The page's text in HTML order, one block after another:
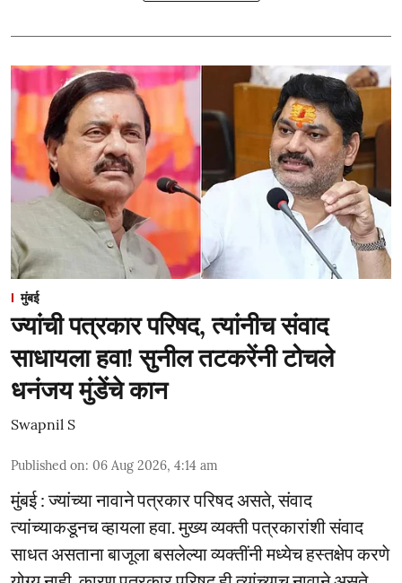
मुंबई
ज्यांची पत्रकार परिषद, त्यांनीच संवाद
साधायला हवा! सुनील तटकरेंनी टोचले
धनंजय मुंडेंचे कान
Swapnil S
Published on: 06 Aug 2026, 4:14 am
मुंबई : ज्यांच्या नावाने पत्रकार परिषद असते, संवाद
त्यांच्याकडूनच व्हायला हवा. मुख्य व्यक्ती पत्रकारांशी संवाद
साधत असताना बाजूला बसलेल्या व्यक्तींनी मध्येच हस्तक्षेप करणे